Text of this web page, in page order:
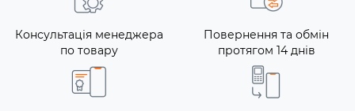
Консультація менеджера
по товару
Повернення та обмін
протягом 14 днів